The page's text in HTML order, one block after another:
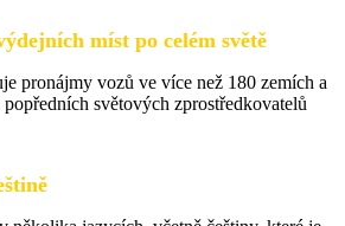
míst po celém světě
pronájmy vozů ve více než 180 zemích a
světových zprostředkovatelů